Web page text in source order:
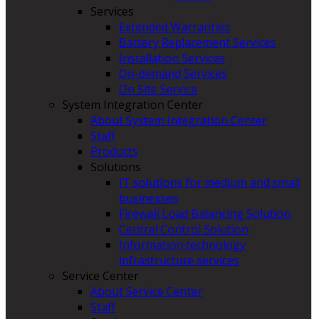
Services
Extended Warranties
Battery Replacement Services
Installation Services
On-demand Services
On Site Service
System Integration Center
About System Integration Center
Staff
Products
Solutions
IT solutions for medium and small
businesses
Firewall Load Balancing Solution
Central Control Solution
Information technology
infrastructure services
Service Center
About Service Center
Staff